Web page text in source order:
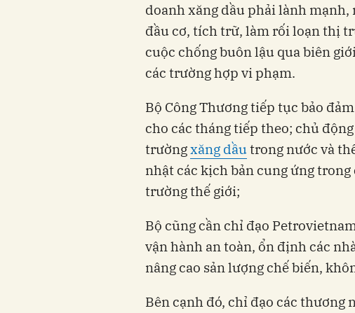
doanh xăng dầu phải lành
đầu cơ, tích trữ, làm rối loạn thị
cuộc chống buôn lậu qua biên
các trường hợp vi phạm.
Bộ Công Thương tiếp tục bảo
cho các tháng tiếp theo; chủ
trườngxăng dầutrong nước và
nhật các kịch bản cung ứng
trường thế giới;
Bộ cũng cần chỉ đạo
vận hành an toàn, ổn định các
nâng cao sản lượng chế biến,
Bên cạnh đó, chỉ đạo các thương